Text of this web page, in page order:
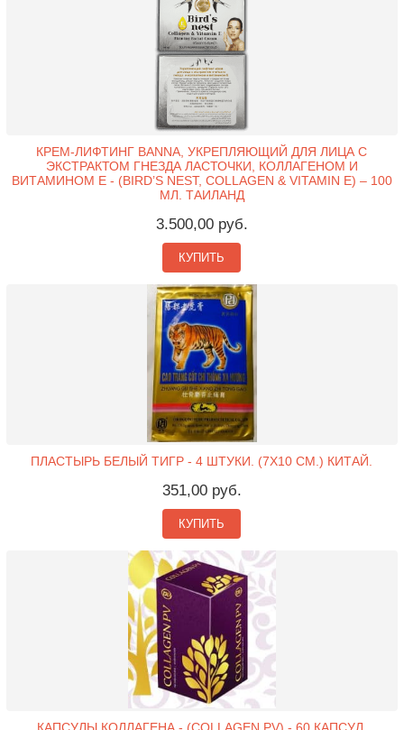
КРЕМ-ЛИФТИНГ BANNA, УКРЕПЛЯЮЩИЙ ДЛЯ ЛИЦА С
ЭКСТРАКТОМ ГНЕЗДА ЛАСТОЧКИ, КОЛЛАГЕНОМ И
ВИТАМИНОМ Е - (BIRD’S NEST, COLLAGEN & VITAMIN E) – 100
МЛ. ТАИЛАНД
3.500,00 руб.
КУПИТЬ
ПЛАСТЫРЬ БЕЛЫЙ ТИГР - 4 ШТУКИ. (7X10 СМ.) КИТАЙ.
351,00 руб.
КУПИТЬ